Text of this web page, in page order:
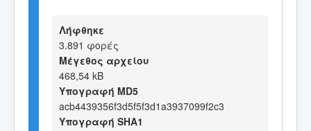
Λήφθηκε
3.891 φορές
Μέγεθος αρχείου
468,54 kB
Υπογραφή MD5
acb4439356f3d5f5f3d1a3937099f2c3
Υπογραφή SHA1